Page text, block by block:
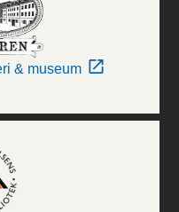
& museum